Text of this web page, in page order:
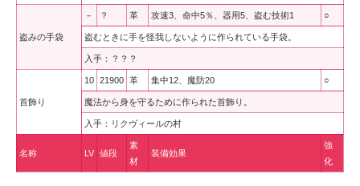
盗みの手袋
－ ？ 革 攻速3、命中5％、器用5、盗む技術1 ○
盗むときに手を怪我しないように作られている手袋。
入手：？？？
首飾り
10 21900 革 集中12、魔防20 ○
魔法から身を守るために作られた首飾り。
入手：リクヴィールの村
名称 LV 値段
素
材
装備効果
強
化